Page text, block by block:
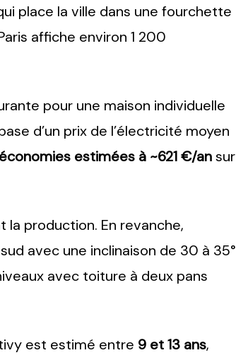
place la ville dans une fourchette
affiche environ 1 200
pour une maison individuelle
d’un prix de l’électricité moyen
économies estimées à ~621 €/ansur
la production. En revanche,
avec une inclinaison de 30 à 35°
avec toiture à deux pans
est estimé entre 9 et 13 ans,